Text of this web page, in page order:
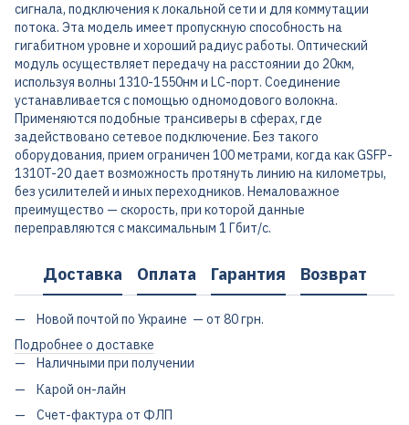
сигнала, подключения к локальной сети и для коммутации
потока. Эта модель имеет пропускную способность на
гигабитном уровне и хороший радиус работы. Оптический
модуль осуществляет передачу на расстоянии до 20км,
используя волны 1310-1550нм и LC-порт. Соединение
устанавливается с помощью одномодового волокна.
Применяются подобные трансиверы в сферах, где
задействовано сетевое подключение. Без такого
оборудования, прием ограничен 100 метрами, когда как GSFP-
1310T-20 дает возможность протянуть линию на километры,
без усилителей и иных переходников. Немаловажное
преимущество — скорость, при которой данные
переправляются с максимальным 1 Гбит/с.
Доставка Оплата Гарантия Возврат
Новой почтой по Украине — от 80 грн.
Подробнее о доставке
Наличными при получении
Карой он-лайн
Счет-фактура от ФЛП